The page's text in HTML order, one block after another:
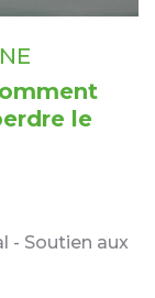
le
- Soutien aux